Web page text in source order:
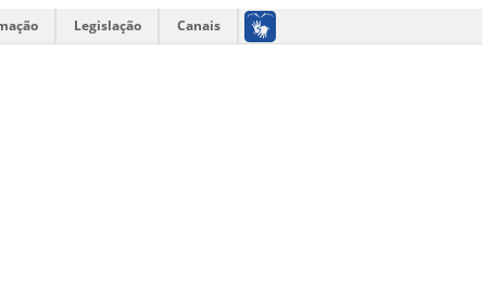
Legislação
Canais